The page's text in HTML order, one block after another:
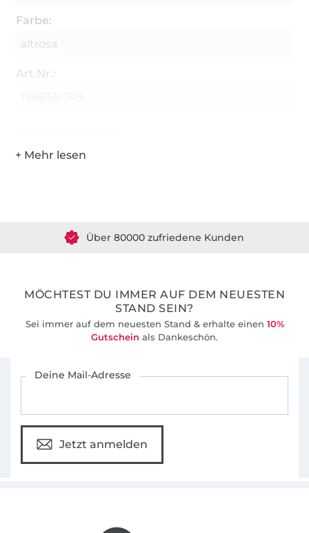
Farbe:
altrosa
Art.Nr.:
MÖCHTEST DU IMMER AUF DEM NEUESTEN
STAND SEIN?
Sei immer auf dem neuesten Stand & erhalte einen 10%
Gutschein als Dankeschön.
Deine Mail-Adresse
Jetzt anmelden